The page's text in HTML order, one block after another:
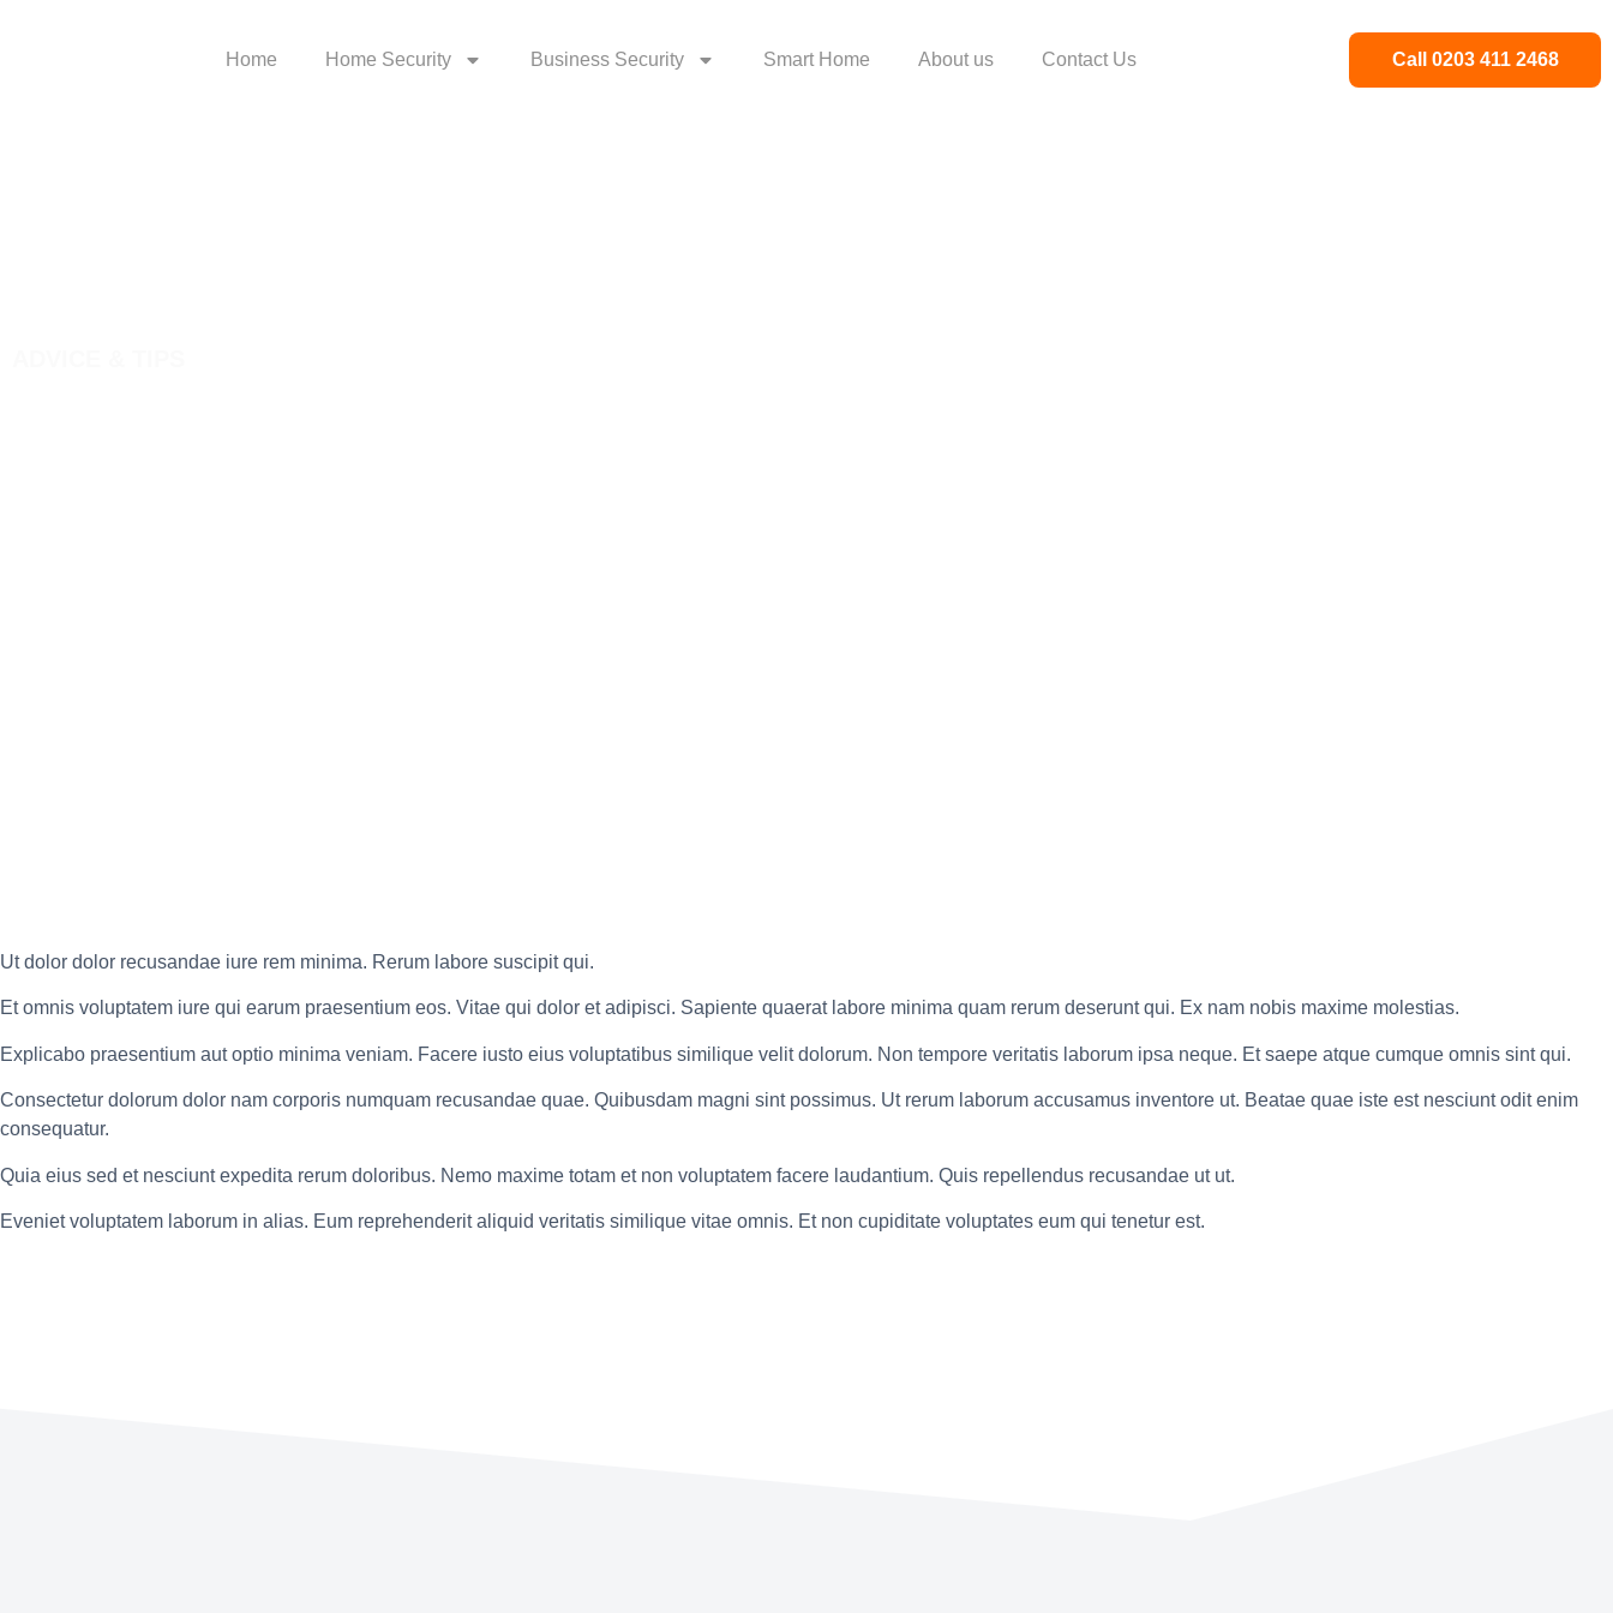
Home Home Security Business Security Smart Home About us Contact Us Call 0203 411 2468
Ut dolor dolor recusandae iure rem minima. Rerum labore suscipit qui.
Et omnis voluptatem iure qui earum praesentium eos. Vitae qui dolor et adipisci. Sapiente quaerat labore minima quam rerum deserunt qui. Ex nam nobis maxime molestias.
Explicabo praesentium aut optio minima veniam. Facere iusto eius voluptatibus similique velit dolorum. Non tempore veritatis laborum ipsa neque. Et saepe atque cumque omnis sint qui.
Consectetur dolorum dolor nam corporis numquam recusandae quae. Quibusdam magni sint possimus. Ut rerum laborum accusamus inventore ut. Beatae quae iste est nesciunt odit enim
consequatur.
Quia eius sed et nesciunt expedita rerum doloribus. Nemo maxime totam et non voluptatem facere laudantium. Quis repellendus recusandae ut ut.
Eveniet voluptatem laborum in alias. Eum reprehenderit aliquid veritatis similique vitae omnis. Et non cupiditate voluptates eum qui tenetur est.